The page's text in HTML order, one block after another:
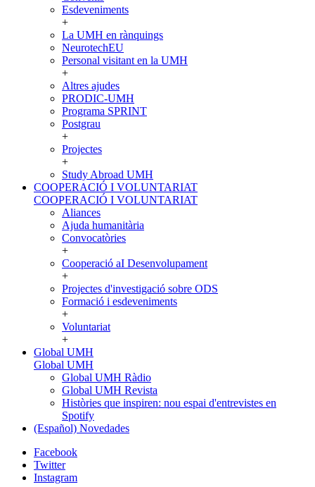
Esdeveniments
+
La UMH en rànquings
NeurotechEU
Personal visitant en la UMH
+
Altres ajudes
PRODIC-UMH
Programa SPRINT
Postgrau
+
Projectes
+
Study Abroad UMH
COOPERACIÓ I VOLUNTARIAT
COOPERACIÓ I VOLUNTARIAT
Aliances
Ajuda humanitària
Convocatòries
+
Cooperació aI Desenvolupament
+
Projectes d'investigació sobre ODS
Formació i esdeveniments
+
Voluntariat
+
Global UMH
Global UMH
Global UMH Ràdio
Global UMH Revista
Històries que inspiren: nou espai d'entrevistes en
Spotify
(Español) Novedades
Facebook
Twitter
Instagram